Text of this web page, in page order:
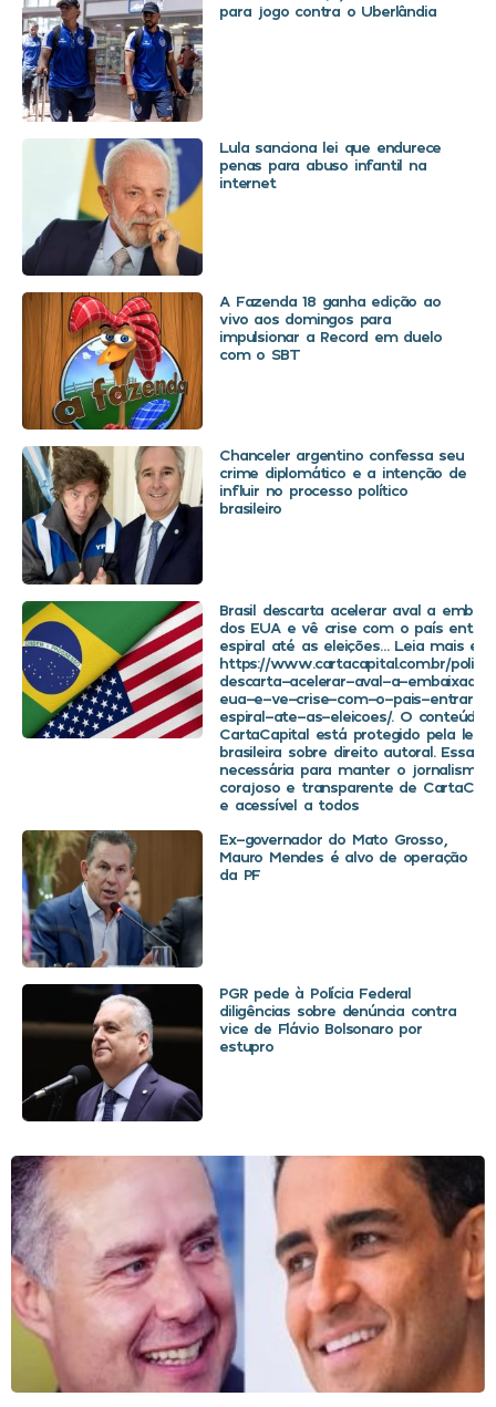
para jogo contra o Uberlândia
Lula sanciona lei que endurece
penas para abuso infantil na
internet
A Fazenda 18 ganha edição ao
vivo aos domingos para
impulsionar a Record em duelo
com o SBT
Chanceler argentino confessa seu
crime diplomático e a intenção de
influir no processo político
brasileiro
Brasil descarta acelerar aval a
dos EUA e vê crise com o país
espiral até as eleições… Leia mais em
https://www.cartacapital.com.br/
descarta-acelerar-aval-a-
eua-e-ve-crise-com-o-pais-entrar-
espiral-ate-as-eleicoes/. O conteúdo
CartaCapital está protegido pela
brasileira sobre direito autoral. Essa
necessária para manter o jornalismo
corajoso e transparente de
e acessível a todos
Ex-governador do Mato Grosso,
Mauro Mendes é alvo de operação
da PF
PGR pede à Polícia Federal
diligências sobre denúncia contra
vice de Flávio Bolsonaro por
estupro